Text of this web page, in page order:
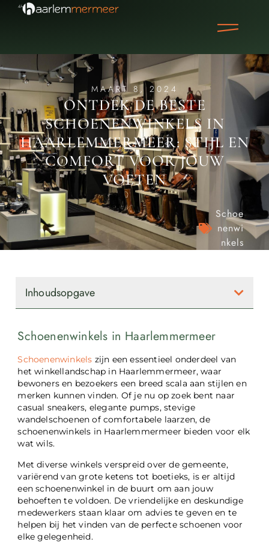
MAART 8, 2024
ONTDEK DE BESTE
SCHOENENWINKELS IN
HAARLEMMERMEER: STIJL EN
COMFORT VOOR JOUW
VOETEN
Schoe
nenwi
nkels
Schoenenwinkels in Haarlemmermeer
Schoenenwinkels zijn een essentieel onderdeel van
het winkellandschap in Haarlemmermeer, waar
bewoners en bezoekers een breed scala aan stijlen en
merken kunnen vinden. Of je nu op zoek bent naar
casual sneakers, elegante pumps, stevige
wandelschoenen of comfortabele laarzen, de
schoenenwinkels in Haarlemmermeer bieden voor elk
wat wils.
Met diverse winkels verspreid over de gemeente,
variërend van grote ketens tot boetieks, is er altijd
een schoenenwinkel in de buurt om aan jouw
behoeften te voldoen. De vriendelijke en deskundige
medewerkers staan klaar om advies te geven en te
helpen bij het vinden van de perfecte schoenen voor
elke gelegenheid.
Inhoudsopgave